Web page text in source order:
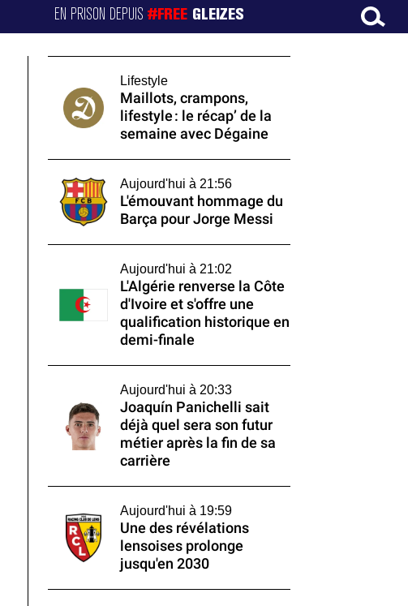
EN PRISON DEPUIS#FREE GLEIZES
Lifestyle
Maillots, crampons,
lifestyle : le récap’ de la
semaine avec Dégaine
Aujourd'hui à 21:56
L'émouvant hommage du
Barça pour Jorge Messi
Aujourd'hui à 21:02
L'Algérie renverse la Côte
d'Ivoire et s'offre une
qualification historique en
demi-finale
Aujourd'hui à 20:33
Joaquín Panichelli sait
déjà quel sera son futur
métier après la fin de sa
carrière
Aujourd'hui à 19:59
Une des révélations
lensoises prolonge
jusqu'en 2030